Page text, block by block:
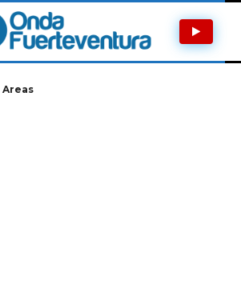
Areas